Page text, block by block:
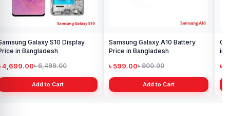
Galaxy S10 Display
in Bangladesh
4,699.00৳ 6,499.00
Add to Cart
Samsung Galaxy A10 Battery
Price in Bangladesh
৳ 599.00৳ 800.00
Add to Cart
in
৳